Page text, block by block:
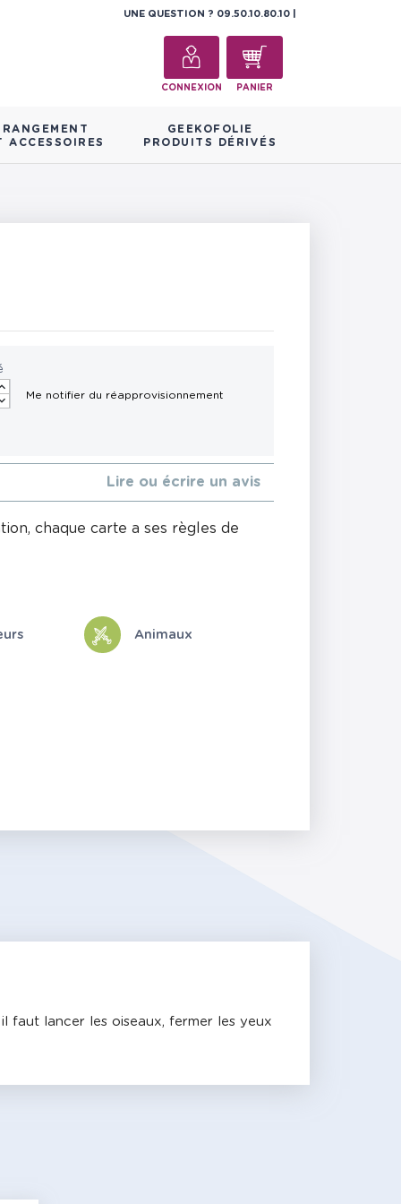
UNE QUESTION ? 09.50.10.80.10
CONNEXION PANIER
RANGEMENT
ACCESSOIRES
GEEKOFOLIE
PRODUITS DÉRIVÉS
Lire ou écrire un avis
chaque carte a ses règles de
Animaux
faut lancer les oiseaux, fermer les yeux